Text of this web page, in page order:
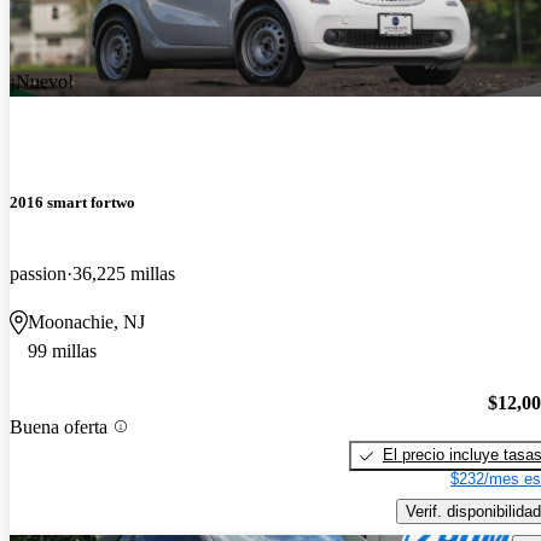
¡Nuevo!
2016 smart fortwo
passion 36,225 millas
Moonachie, NJ
99 millas
Buena oferta
El precio incluye tasas
$232/mes
Verif. disponibilidad